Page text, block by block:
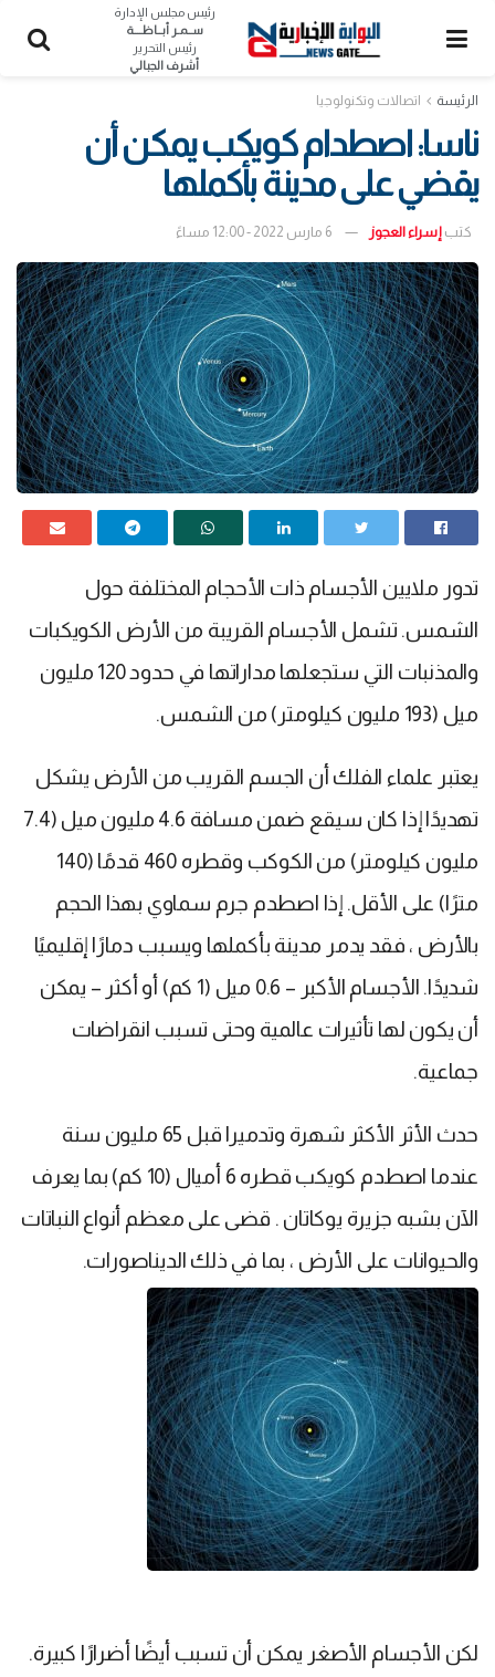
رئيس مجلس الإدارة
ســمـر أبــاظــــة
رئيس التحرير
أشرف الجبالي
الرئيسة اتصالات وتكنولوجيا
ناسا: اصطدام كويكب يمكن أن
يقضي على مدينة بأكملها
كتب إسراء العجوز 6 مارس 2022 - 12:00 مساءً
تدور ملايين الأجسام ذات الأحجام المختلفة حول
الشمس. تشمل الأجسام القريبة من الأرض الكويكبات
والمذنبات التي ستجعلها مداراتها في حدود 120 مليون
ميل (193 مليون كيلومتر) من الشمس.
يعتبر علماء الفلك أن الجسم القريب من الأرض يشكل
تهديدًا إذا كان سيقع ضمن مسافة 4.6 مليون ميل (7.4
مليون كيلومتر) من الكوكب وقطره 460 قدمًا (140
مترًا) على الأقل. إذا اصطدم جرم سماوي بهذا الحجم
بالأرض ، فقد يدمر مدينة بأكملها ويسبب دمارًا إقليميًا
شديدًا. الأجسام الأكبر – 0.6 ميل (1 كم) أو أكثر – يمكن
أن يكون لها تأثيرات عالمية وحتى تسبب انقراضات
جماعية.
حدث الأثر الأكثر شهرة وتدميرا قبل 65 مليون سنة
عندما اصطدم كويكب قطره 6 أميال (10 كم) بما يعرف
الآن بشبه جزيرة يوكاتان . قضى على معظم أنواع النباتات
والحيوانات على الأرض ، بما في ذلك الديناصورات.
لكن الأجسام الأصغر يمكن أن تسبب أيضًا أضرارًا كبيرة.